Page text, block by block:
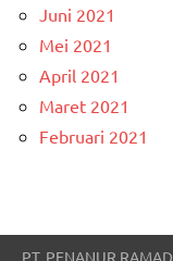
Juni 2021
Mei 2021
April 2021
Maret 2021
Februari 2021
PT. PENANUR